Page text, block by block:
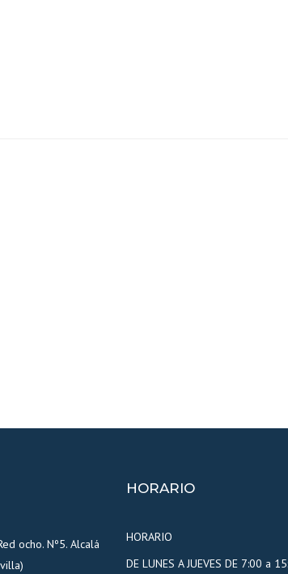
ocho. Nº5. Alcalá
HORARIO
HORARIO
DE LUNES A JUEVES DE 7:00 a